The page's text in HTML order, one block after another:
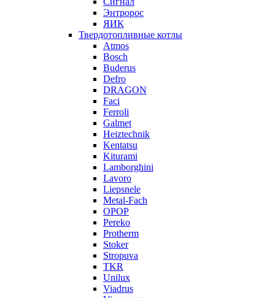
Энтророс
ЯИК
Твердотопливные котлы
Atmos
Bosch
Buderus
Defro
DRAGON
Faci
Ferroli
Galmet
Heiztechnik
Kentatsu
Kiturami
Lamborghini
Lavoro
Liepsnele
Metal-Fach
OPOP
Pereko
Protherm
Stoker
Stropuva
TKR
Unilux
Viadrus